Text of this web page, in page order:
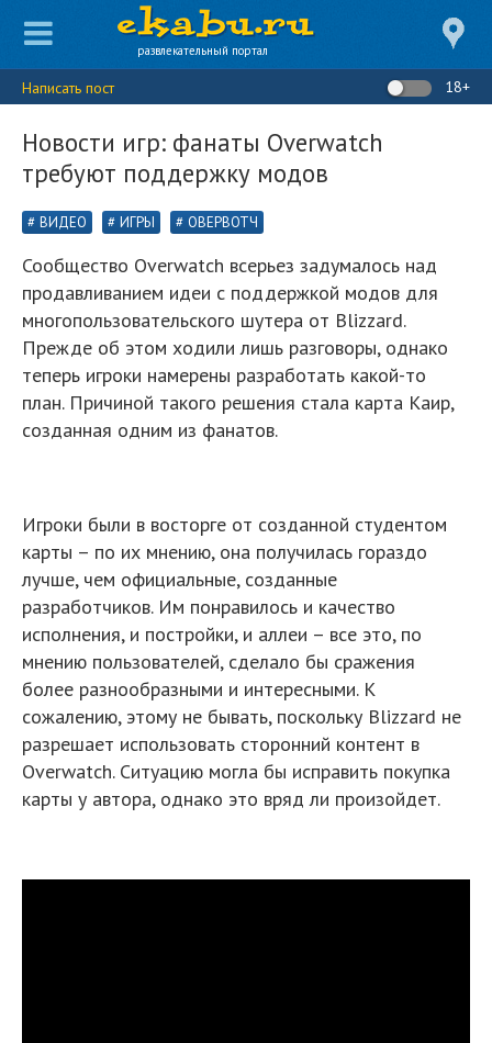
развлекательный портал
Написать пост 18+
Новости игр: фанаты Overwatch
требуют поддержку модов
ВИДЕО ИГРЫ ОВЕРВОТЧ
Сообщество Overwatch всерьез задумалось над
продавливанием идеи с поддержкой модов для
многопользовательского шутера от Blizzard.
Прежде об этом ходили лишь разговоры, однако
теперь игроки намерены разработать какой-то
план. Причиной такого решения стала карта Каир,
созданная одним из фанатов.
Игроки были в восторге от созданной студентом
карты – по их мнению, она получилась гораздо
лучше, чем официальные, созданные
разработчиков. Им понравилось и качество
исполнения, и постройки, и аллеи – все это, по
мнению пользователей, сделало бы сражения
более разнообразными и интересными. К
сожалению, этому не бывать, поскольку Blizzard не
разрешает использовать сторонний контент в
Overwatch. Ситуацию могла бы исправить покупка
карты у автора, однако это вряд ли произойдет.